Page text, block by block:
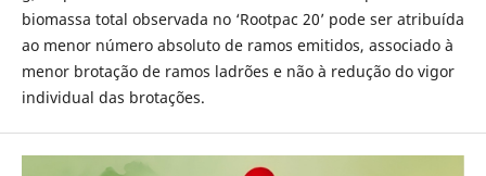
biomassa total observada no ‘Rootpac 20’ pode ser atribuída
ao menor número absoluto de ramos emitidos, associado à
menor brotação de ramos ladrões e não à redução do vigor
individual das brotações.